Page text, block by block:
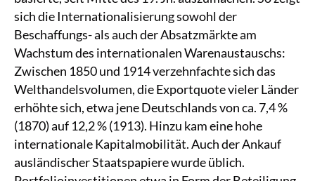
sich die Internationalisierung sowohl der
Beschaffungs- als auch der Absatzmärkte am
Wachstum des internationalen Warenaustauschs:
Zwischen 1850 und 1914 verzehnfachte sich das
Welthandelsvolumen, die Exportquote vieler Länder
erhöhte sich, etwa jene Deutschlands von ca. 7,4 %
(1870) auf 12,2 % (1913). Hinzu kam eine hohe
internationale Kapitalmobilität. Auch der Ankauf
ausländischer Staatspapiere wurde üblich.